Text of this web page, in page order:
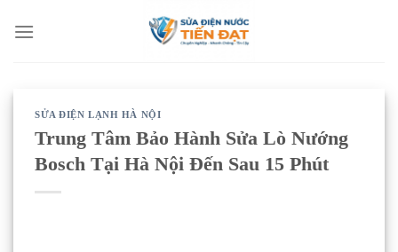
qua
SỬA ĐIỆN LẠNH HÀ NỘI
Trung Tâm Bảo Hành Sửa Lò Nướng
Bosch Tại Hà Nội Đến Sau 15 Phút